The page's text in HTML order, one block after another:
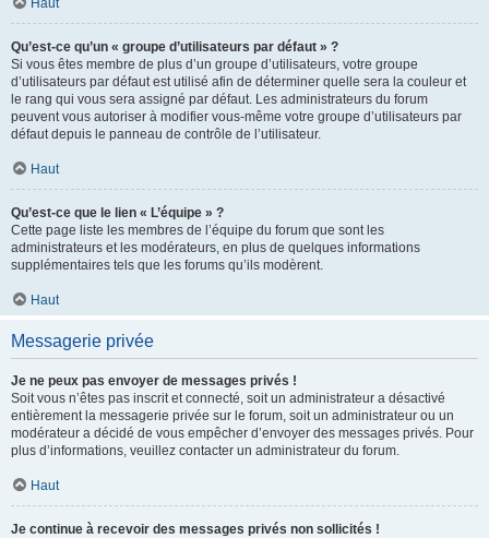
Haut
Qu’est-ce qu’un « groupe d’utilisateurs par défaut » ?
Si vous êtes membre de plus d’un groupe d’utilisateurs, votre groupe
d’utilisateurs par défaut est utilisé afin de déterminer quelle sera la couleur et
le rang qui vous sera assigné par défaut. Les administrateurs du forum
peuvent vous autoriser à modifier vous-même votre groupe d’utilisateurs par
défaut depuis le panneau de contrôle de l’utilisateur.
Haut
Qu’est-ce que le lien « L’équipe » ?
Cette page liste les membres de l’équipe du forum que sont les
administrateurs et les modérateurs, en plus de quelques informations
supplémentaires tels que les forums qu’ils modèrent.
Haut
Messagerie privée
Je ne peux pas envoyer de messages privés !
Soit vous n’êtes pas inscrit et connecté, soit un administrateur a désactivé
entièrement la messagerie privée sur le forum, soit un administrateur ou un
modérateur a décidé de vous empêcher d’envoyer des messages privés. Pour
plus d’informations, veuillez contacter un administrateur du forum.
Haut
Je continue à recevoir des messages privés non sollicités !